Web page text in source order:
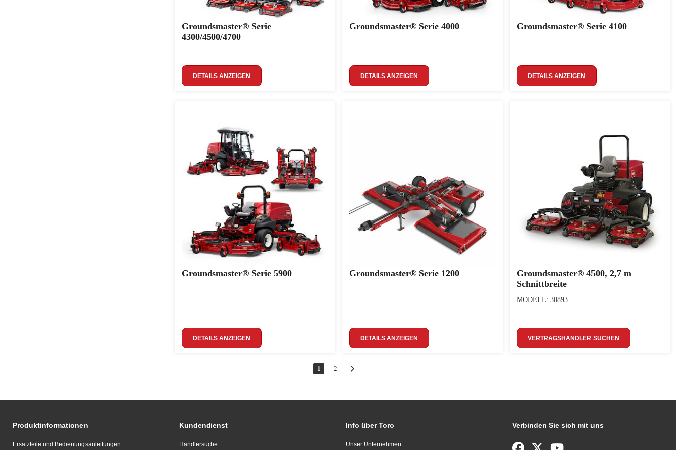
Groundsmaster® Serie
4300/4500/4700
DETAILS ANZEIGEN
Groundsmaster® Serie 4000
DETAILS ANZEIGEN
Groundsmaster® Serie 4100
DETAILS ANZEIGEN
Groundsmaster® Serie 5900
DETAILS ANZEIGEN
Groundsmaster® Serie 1200
DETAILS ANZEIGEN
Groundsmaster® 4500, 2,7 m
Schnittbreite
MODELL: 30893
VERTRAGSHÄNDLER SUCHEN
1 2
Produktinformationen
Ersatzteile und Bedienungsanleitungen
Kundendienst
Händlersuche
Info über Toro
Unser Unternehmen
Verbinden Sie sich mit uns